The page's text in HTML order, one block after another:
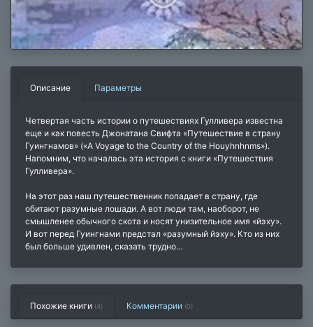
Описание Параметры
Четвертая часть истории о путешествиях Гулливера известна
еще и как повесть Джонатана Свифта «Путешествие в страну
Гуингнамов» («A Voyage to the Country of the Houyhnhnms»).
Напомним, что началась эта история с книги «Путешествия
Гулливера».
На этот раз наш путешественник попадает в страну, где
обитают разумные лошади. А вот люди там, наоборот, не
смышленее обычного скота и носят унизительное имя «йэху».
И вот перед Гуингнами предстал «разумный йэху». Кто из них
был больше удивлен, сказать трудно…
Похожие книги (4) Комментарии (0)